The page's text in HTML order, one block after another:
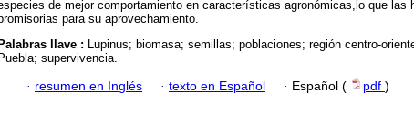
de mejor comportamiento en características agronómicas,lo que las
para su aprovechamiento.
Palabras llave : Lupinus; biomasa; semillas; poblaciones; región centro-
Puebla; supervivencia.
· resumen en Inglés · texto en Español · Español ( pdf )